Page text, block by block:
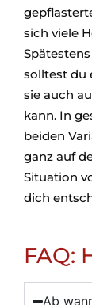
sich viele
solltest du
sie auch
kann. In
beiden
ganz auf
Situation
dich
FAQ:
Ab